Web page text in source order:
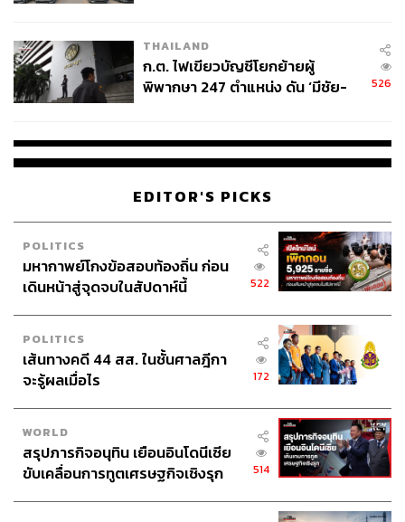
THAILAND
ก.ต. ไฟเขียวบัญชีโยกย้ายผู้
พิพากษา 247 ตำแหน่ง ดัน ‘มีชัย-
526
EDITOR'S PICKS
POLITICS
มหากาพย์โกงข้อสอบท้องถิ่น ก่อน
เดินหน้าสู่จุดจบในสัปดาห์นี้
522
POLITICS
เส้นทางคดี 44 สส. ในชั้นศาลฎีกา
จะรู้ผลเมื่อไร
172
WORLD
สรุปภารกิจอนุทิน เยือนอินโดนีเซีย
ขับเคลื่อนการทูตเศรษฐกิจเชิงรุก
514